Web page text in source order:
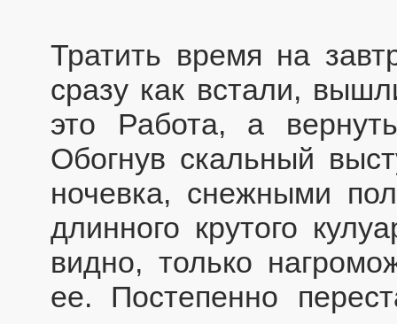
Тратить время на
сразу как встали,
это Работа, а
Обогнув скальный
ночевка, снежными
длинного крутого
видно, только
ее. Постепенно